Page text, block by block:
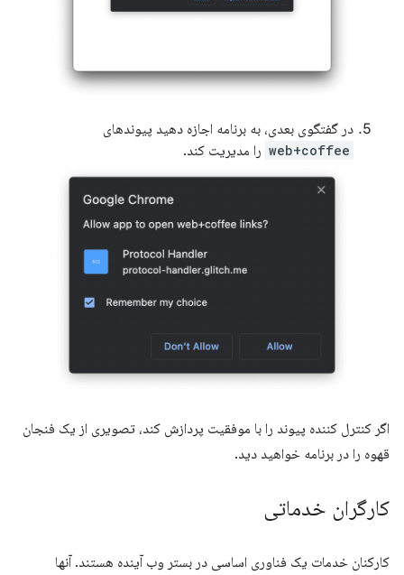
در گفتگوی بعدی، به برنامه اجازه دهید پیوندهای
web+coffee را مدیریت کند.
اگر کنترل کننده پیوند را با موفقیت پردازش کند، تصویری از یک فنجان
قهوه را در برنامه خواهید دید.
کارگران خدماتی
کارکنان خدمات یک فناوری اساسی در بستر وب آینده هستند. آنها